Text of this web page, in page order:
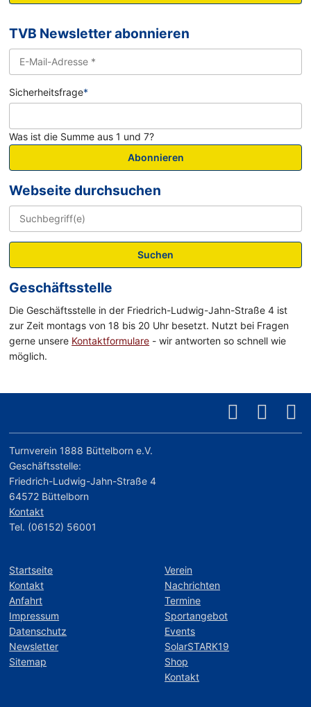
TVB Newsletter abonnieren
Sicherheitsfrage*
Was ist die Summe aus 1 und 7?
Abonnieren
Webseite durchsuchen
Suchen
Geschäftsstelle
Die Geschäftsstelle in der Friedrich-Ludwig-Jahn-Straße 4 ist
zur Zeit montags von 18 bis 20 Uhr besetzt. Nutzt bei Fragen
gerne unsere Kontaktformulare - wir antworten so schnell wie
möglich.
Turnverein 1888 Büttelborn e.V.
Geschäftsstelle:
Friedrich-Ludwig-Jahn-Straße 4
64572 Büttelborn
Kontakt
Tel. (06152) 56001
Startseite
Kontakt
Anfahrt
Impressum
Datenschutz
Newsletter
Sitemap
Verein
Nachrichten
Termine
Sportangebot
Events
SolarSTARK19
Shop
Kontakt